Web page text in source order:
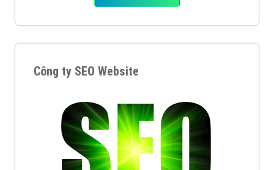
Công ty SEO Website